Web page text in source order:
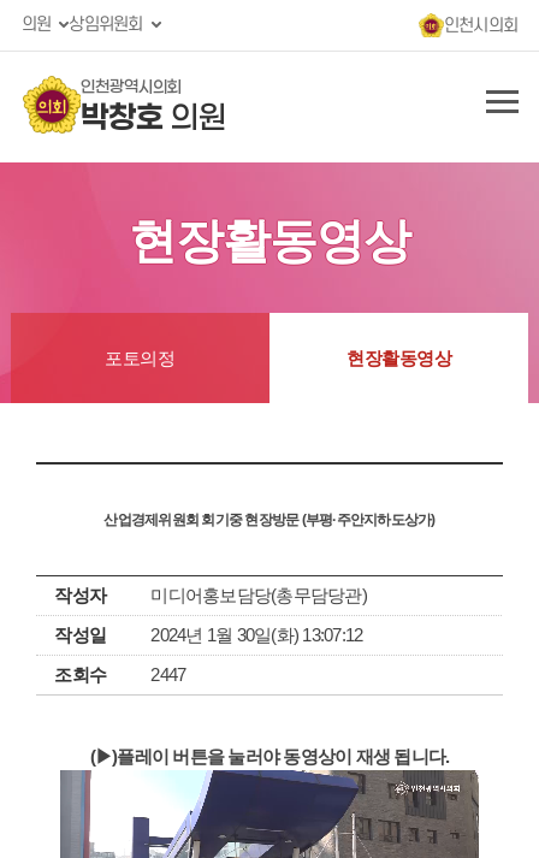
의원 상임위원회 인천시의회
인천광역시의회
박창호 의원
현장활동영상
포토의정 현장활동영상
산업경제위원회 회기중 현장방문 (부평·주안지하도상가)
작성자
미디어홍보담당(총무담당관)
작성일
2024년 1월 30일(화) 13:07:12
조회수
2447
(▶)플레이 버튼을 눌러야 동영상이 재생 됩니다.